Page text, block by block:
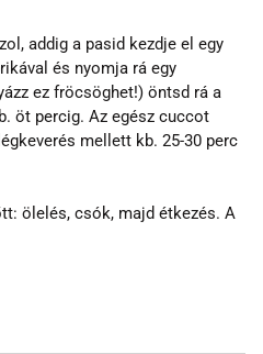
addig a pasid kezdje el egy
és nyomja rá egy
ez fröcsöghet!) öntsd rá a
öt percig. Az egész cuccot
mellett kb. 25-30 perc
ölelés, csók, majd étkezés. A